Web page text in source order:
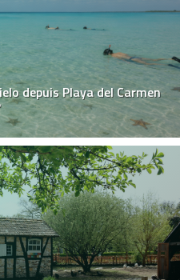
depuis Playa del Carmen